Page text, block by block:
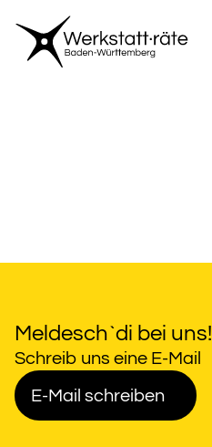
Inhalt
springen
Meldesch`di bei uns!
Schreib uns eine E-Mail
E-Mail schreiben